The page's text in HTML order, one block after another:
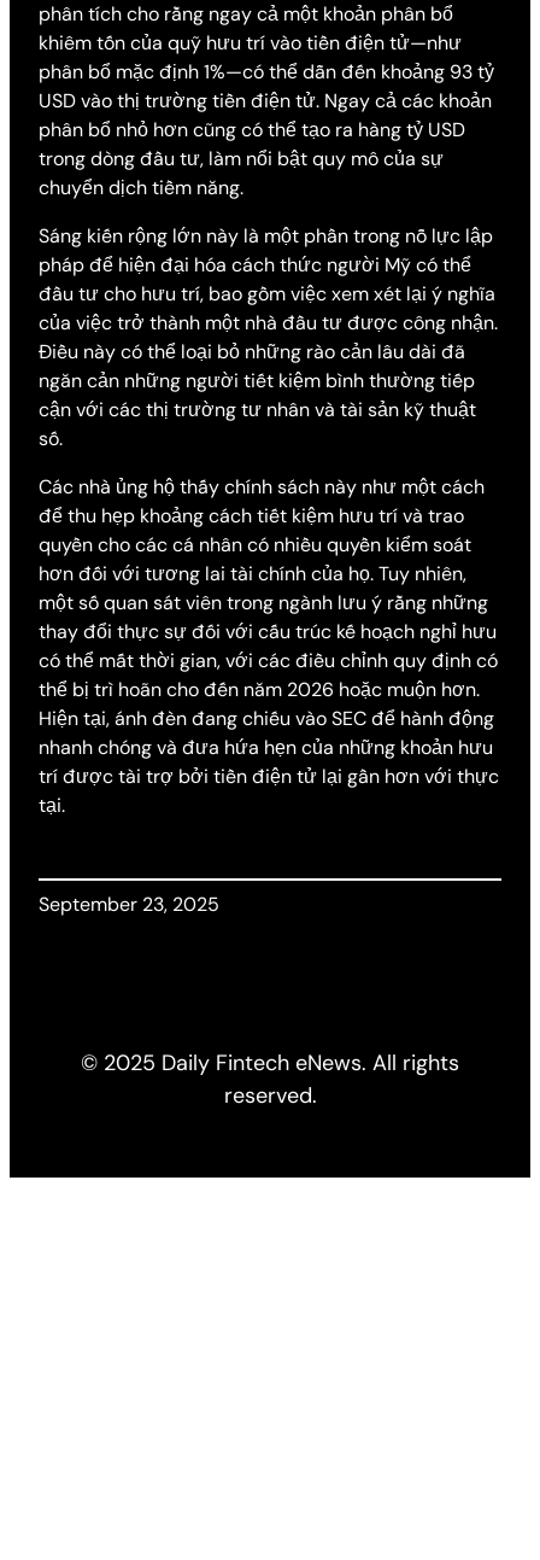
phân tích cho rằng ngay cả một khoản phân bổ
khiêm tốn của quỹ hưu trí vào tiền điện tử—như
phân bổ mặc định 1%—có thể dẫn đến khoảng 93 tỷ
USD vào thị trường tiền điện tử. Ngay cả các khoản
phân bổ nhỏ hơn cũng có thể tạo ra hàng tỷ USD
trong dòng đầu tư, làm nổi bật quy mô của sự
chuyển dịch tiềm năng.
Sáng kiến rộng lớn này là một phần trong nỗ lực lập
pháp để hiện đại hóa cách thức người Mỹ có thể
đầu tư cho hưu trí, bao gồm việc xem xét lại ý nghĩa
của việc trở thành một nhà đầu tư được công nhận.
Điều này có thể loại bỏ những rào cản lâu dài đã
ngăn cản những người tiết kiệm bình thường tiếp
cận với các thị trường tư nhân và tài sản kỹ thuật
số.
Các nhà ủng hộ thấy chính sách này như một cách
để thu hẹp khoảng cách tiết kiệm hưu trí và trao
quyền cho các cá nhân có nhiều quyền kiểm soát
hơn đối với tương lai tài chính của họ. Tuy nhiên,
một số quan sát viên trong ngành lưu ý rằng những
thay đổi thực sự đối với cấu trúc kế hoạch nghỉ hưu
có thể mất thời gian, với các điều chỉnh quy định có
thể bị trì hoãn cho đến năm 2026 hoặc muộn hơn.
Hiện tại, ánh đèn đang chiếu vào SEC để hành động
nhanh chóng và đưa hứa hẹn của những khoản hưu
trí được tài trợ bởi tiền điện tử lại gần hơn với thực
tại.
September 23, 2025
© 2025 Daily Fintech eNews. All rights
reserved.